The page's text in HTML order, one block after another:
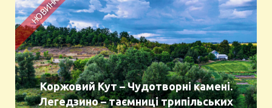
Коржовий Кут – Чудотворні камені.
Легедзино – таємниці трипільських